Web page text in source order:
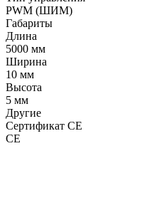
PWM (ШИМ)
Габариты
Длина
5000 мм
Ширина
10 мм
Высота
5 мм
Другие
Сертификат CE
CE